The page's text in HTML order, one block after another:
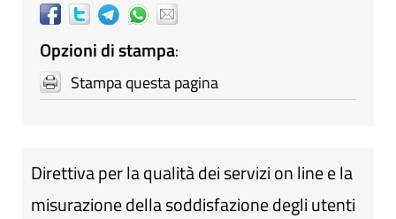
Opzioni di stampa:
Stampa questa pagina
Direttiva per la qualità dei servizi on line e la
misurazione della soddisfazione degli utenti